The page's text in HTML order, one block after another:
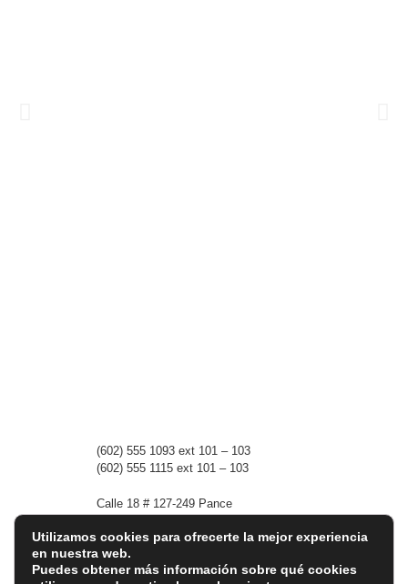
(602) 555 1093 ext 101 – 103
(602) 555 1115 ext 101 – 103
Calle 18 # 127-249 Pance
academica@colegiowaldorfcali.edu.co
Utilizamos cookies para ofrecerte la mejor experiencia
en nuestra web.
Puedes obtener más información sobre qué cookies